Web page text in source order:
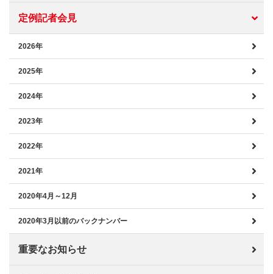
定例記者会見
2026年
2025年
2024年
2023年
2022年
2021年
2020年4月～12月
2020年3月以前のバックナンバー
重要なお知らせ